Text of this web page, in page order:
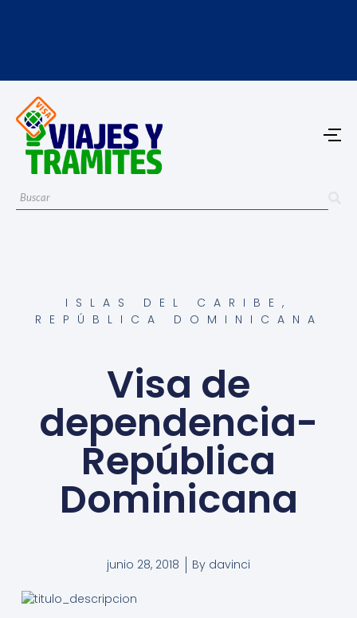
ISLAS DEL CARIBE ,
REPÚBLICA DOMINICANA
Visa de
dependencia-
República
Dominicana
junio 28, 2018 By davinci